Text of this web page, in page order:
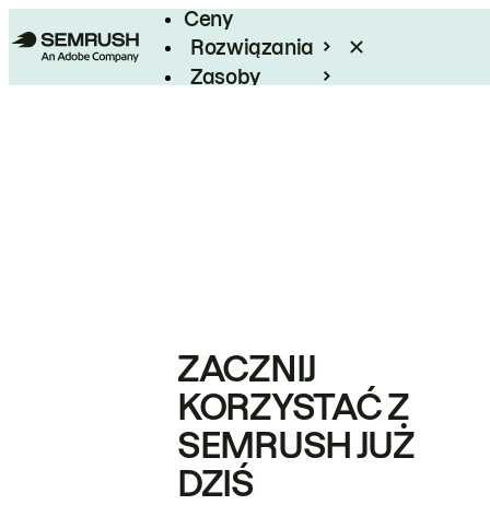
Ceny
Rozwiązania
Zasoby
ZACZNIJ
KORZYSTAĆ Z
SEMRUSH JUŻ
DZIŚ